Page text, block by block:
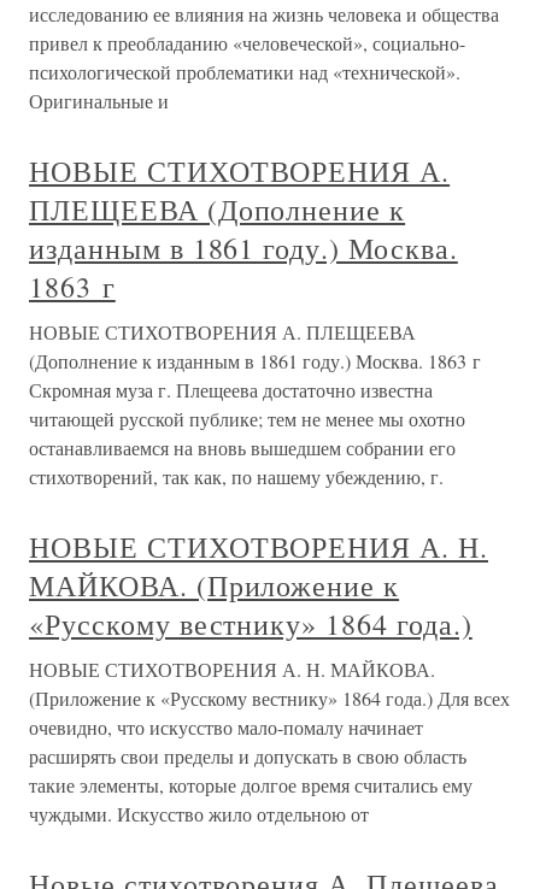
исследованию ее влияния на жизнь человека и общества
привел к преобладанию «человеческой», социально-
психологической проблематики над «технической».
Оригинальные и
НОВЫЕ СТИХОТВОРЕНИЯ А.
ПЛЕЩЕЕВА (Дополнение к
изданным в 1861 году.) Москва.
1863 г
НОВЫЕ СТИХОТВОРЕНИЯ А. ПЛЕЩЕЕВА
(Дополнение к изданным в 1861 году.) Москва. 1863 г
Скромная муза г. Плещеева достаточно известна
читающей русской публике; тем не менее мы охотно
останавливаемся на вновь вышедшем собрании его
стихотворений, так как, по нашему убеждению, г.
НОВЫЕ СТИХОТВОРЕНИЯ А. Н.
МАЙКОВА. (Приложение к
«Русскому вестнику» 1864 года.)
НОВЫЕ СТИХОТВОРЕНИЯ А. Н. МАЙКОВА.
(Приложение к «Русскому вестнику» 1864 года.) Для всех
очевидно, что искусство мало-помалу начинает
расширять свои пределы и допускать в свою область
такие элементы, которые долгое время считались ему
чуждыми. Искусство жило отдельною от